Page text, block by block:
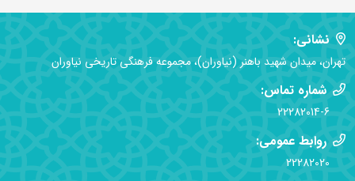
نشانی:
تهران، میدان شهید باهنر (نیاوران)، مجموعه فرهنگی تاریخی نیاوران
شماره تماس:
22282014-6
روابط عمومی:
22282020